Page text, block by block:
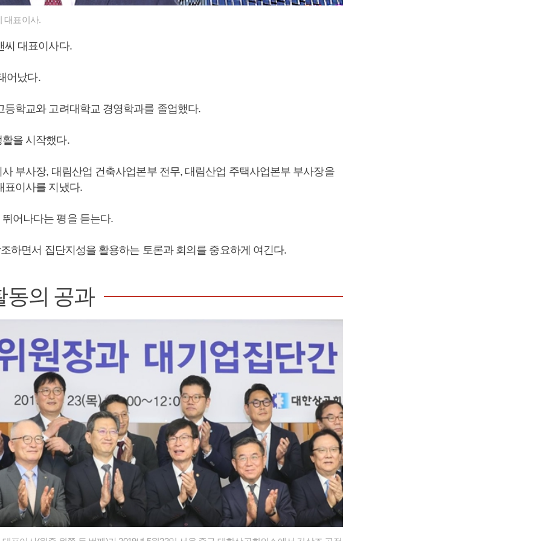
대표이사.
씨 대표이사다.
어났다.
등학교와 고려대학교 경영학과를 졸업했다.
을 시작했다.
부사장, 대림산업 건축사업본부 전무, 대림산업 주택사업본부 부사장을
표이사를 지냈다.
어나다는 평을 듣는다.
조하면서 집단지성을 활용하는 토론과 회의를 중요하게 여긴다.
동의 공과